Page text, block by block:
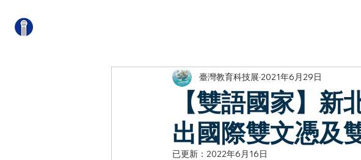
【雙語國家】
出國際雙文憑及
臺灣教育科技展 2021年6月29日
已更新： 2022年6月16日